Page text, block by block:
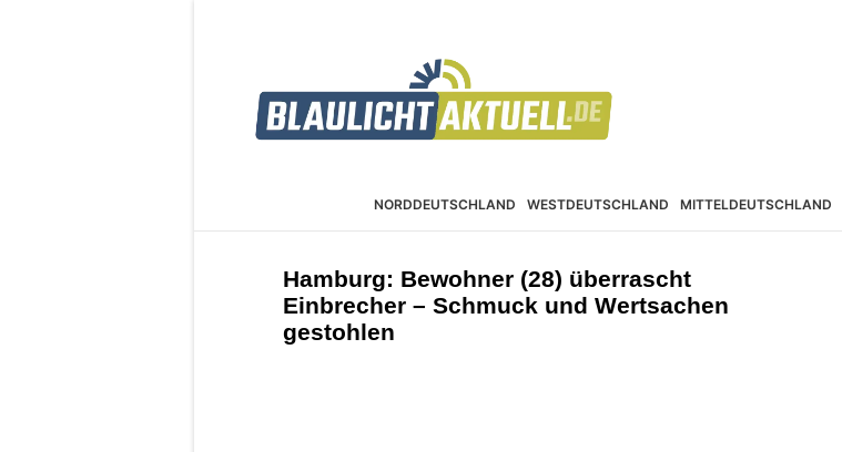
NORDDEUTSCHLAND WESTDEUTSCHLAND MITTELDEUTSCHLAND
Hamburg: Bewohner (28) überrascht
Einbrecher – Schmuck und Wertsachen
gestohlen